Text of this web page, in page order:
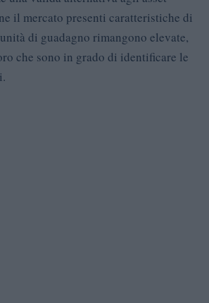
il mercato presenti caratteristiche di
di guadagno rimangono elevate,
che sono in grado di identificare le